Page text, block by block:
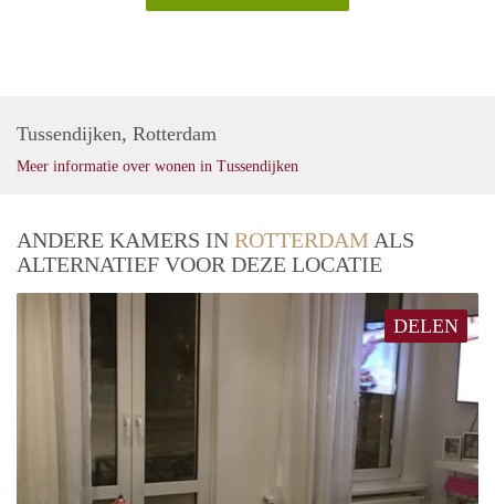
Tussendijken, Rotterdam
Meer informatie over wonen in Tussendijken
ANDERE KAMERS IN ROTTERDAM ALS
ALTERNATIEF VOOR DEZE LOCATIE
DELEN